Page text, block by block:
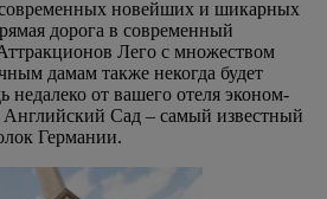
новейших и шикарных
дорога в современный
Лего с множеством
дамам также некогда будет
недалеко от вашего отеля эконом-
Английский Сад – самый известный
Германии.